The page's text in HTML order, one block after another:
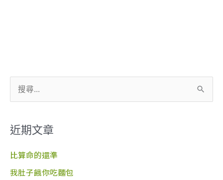
尋
鍵
字
:
近期文章
比算命的還準
我肚子餓你吃麵包